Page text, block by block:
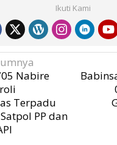
r
u
n
a
b
Ikuti Kami
Nabire
Terpadu
PP dan